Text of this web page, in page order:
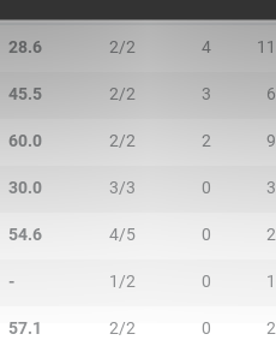
28.6 2/2 4 11
45.5 2/2 3 6
60.0 2/2 2 9
30.0 3/3 0 3
54.6 4/5 0 2
- 1/2 0 1
57.1 2/2 0 2